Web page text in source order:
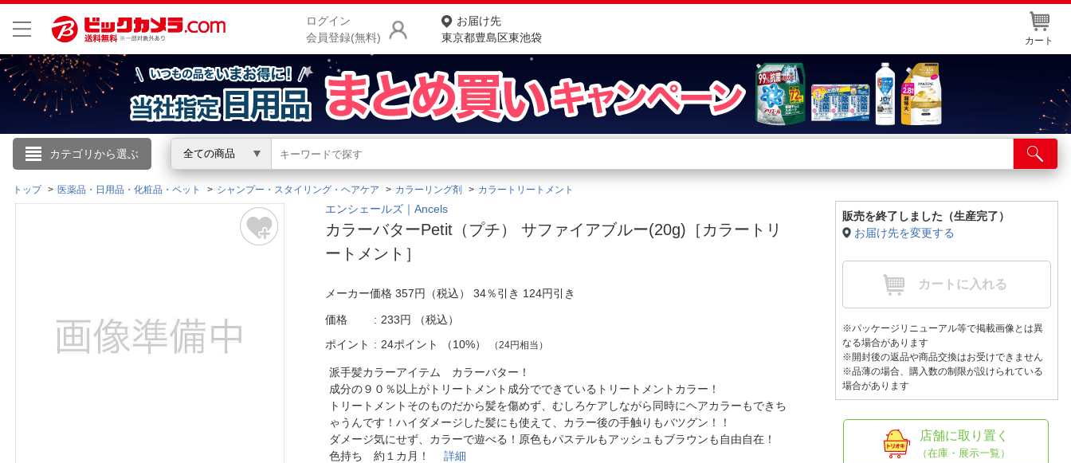
ログイン
会員登録(無料)
お届け先
東京都豊島区東池袋
カート
カテゴリから選ぶ 全ての商品
こんにちは
ログイン
閲覧履歴
商品をさがす
ランキングからさがす
カテゴリ一覧からさがす
お客様サポート
よくある質問・お問合せ
ご利用規約
店舗サービス
ネット取り置き
店舗情報・店舗一覧
IR情報
トップ 医薬品・日用品・化粧品・ペット シャンプー・スタイリング・ヘアケア カラーリング剤 カラートリートメント
エンシェールズ｜Ancels
カラーバターPetit（プチ） サファイアブルー(20g)［カラートリ
ートメント］
メーカー価格 357円（税込） 34％引き 124円引き
価格 233円
（税込）
ポイント
24ポイント （10%） （24円相当）
派手髪カラーアイテム カラーバター！
成分の９０％以上がトリートメント成分でできているトリートメントカラー！
トリートメントそのものだから髪を傷めず、むしろケアしながら同時にヘアカラーもできち
ゃうんです！ハイダメージした髪にも使えて、カラー後の手触りもバツグン！！
ダメージ気にせず、カラーで遊べる！原色もパステルもアッシュもブラウンも自由自在！
色持ち 約１カ月！詳細
販売を終了しました（生産完了）
お届け先を変更する
カートに入れる
※パッケージリニューアル等で掲載画像とは異
なる場合があります
※開封後の返品や商品交換はお受けできません
※品薄の場合、購入数の制限が設けられている
場合があります
店舗に取り置く
（在庫・展示一覧）